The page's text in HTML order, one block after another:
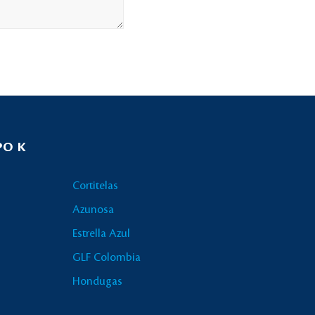
K
Cortitelas
Azunosa
Estrella Azul
GLF Colombia
Hondugas